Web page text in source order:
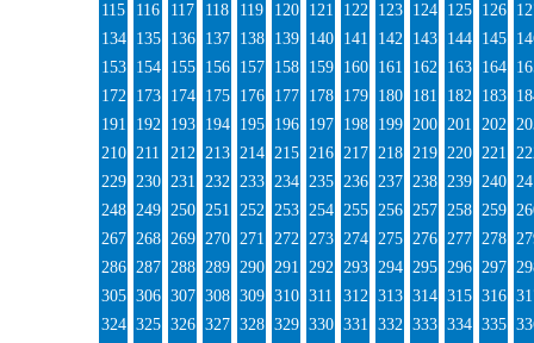
115
116 117 118 119 120 121 122 123 124 125 126
134
135 136 137 138 139 140 141 142 143 144 145
153
154 155 156 157 158 159 160 161 162 163 164
172
173 174 175 176 177 178 179 180 181 182 183
191
192 193 194 195 196 197 198 199 200 201 202
210 211 212 213 214 215 216 217 218 219 220 221
229 230 231 232 233 234 235 236 237 238 239 240
248 249 250 251 252 253 254 255 256 257 258 259
267 268 269 270 271 272 273 274 275 276 277 278
286 287 288 289 290 291 292 293 294 295 296 297
305 306 307 308 309 310 311 312 313 314 315 316
324 325 326 327 328 329 330 331 332 333 334 335